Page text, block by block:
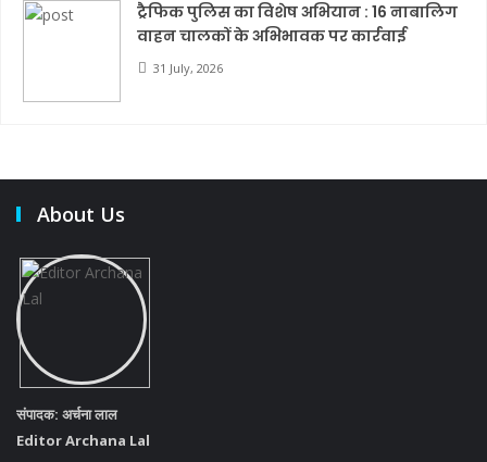
ट्रैफिक पुलिस का विशेष अभियान : 16 नाबालिग
वाहन चालकों के अभिभावक पर कार्रवाई
31 July, 2026
About Us
संपादक: अर्चना लाल
Editor Archana Lal